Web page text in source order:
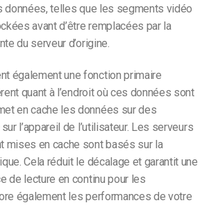
données, telles que les segments vidéo
avant d’être remplacées par la
du serveur d’origine.
également une fonction primaire
quant à l’endroit où ces données sont
en cache les données sur des
l’appareil de l’utilisateur. Les serveurs
mises en cache sont basés sur la
Cela réduit le décalage et garantit une
de lecture en continu pour les
également les performances de votre